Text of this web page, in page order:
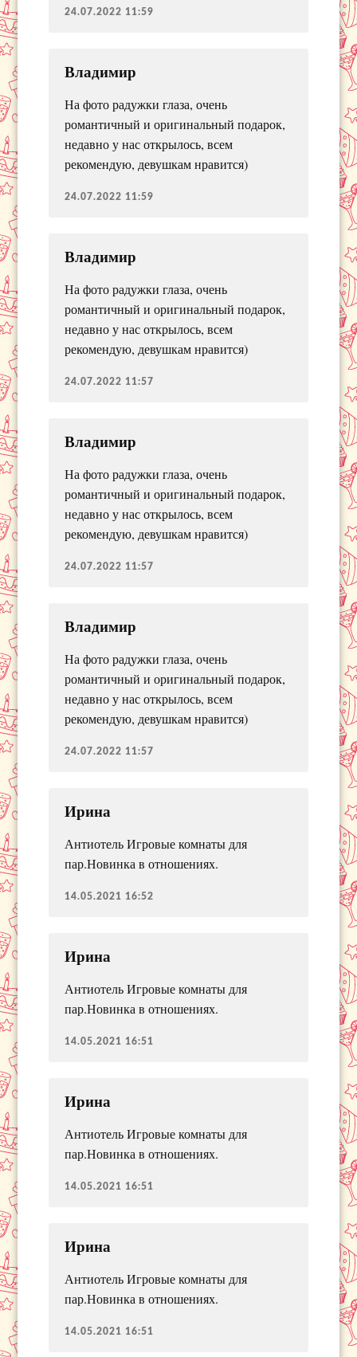
24.07.2022 11:59
Владимир
На фото радужки глаза, очень
романтичный и оригинальный подарок,
недавно у нас открылось, всем
рекомендую, девушкам нравится)
24.07.2022 11:59
Владимир
На фото радужки глаза, очень
романтичный и оригинальный подарок,
недавно у нас открылось, всем
рекомендую, девушкам нравится)
24.07.2022 11:57
Владимир
На фото радужки глаза, очень
романтичный и оригинальный подарок,
недавно у нас открылось, всем
рекомендую, девушкам нравится)
24.07.2022 11:57
Владимир
На фото радужки глаза, очень
романтичный и оригинальный подарок,
недавно у нас открылось, всем
рекомендую, девушкам нравится)
24.07.2022 11:57
Ирина
Антиотель Игровые комнаты для
пар.Новинка в отношениях.
14.05.2021 16:52
Ирина
Антиотель Игровые комнаты для
пар.Новинка в отношениях.
14.05.2021 16:51
Ирина
Антиотель Игровые комнаты для
пар.Новинка в отношениях.
14.05.2021 16:51
Ирина
Антиотель Игровые комнаты для
пар.Новинка в отношениях.
14.05.2021 16:51